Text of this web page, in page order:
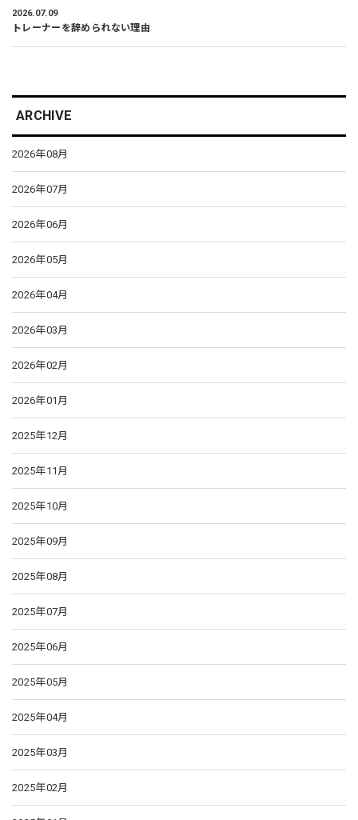
2026.07.09
トレーナーを辞められない理由
ARCHIVE
2026年08月
2026年07月
2026年06月
2026年05月
2026年04月
2026年03月
2026年02月
2026年01月
2025年12月
2025年11月
2025年10月
2025年09月
2025年08月
2025年07月
2025年06月
2025年05月
2025年04月
2025年03月
2025年02月